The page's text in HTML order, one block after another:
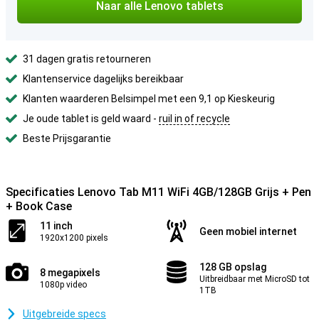
Naar alle Lenovo tablets
31 dagen gratis retourneren
Klantenservice dagelijks bereikbaar
Klanten waarderen Belsimpel met een 9,1 op Kieskeurig
Je oude tablet is geld waard - ruil in of recycle
Beste Prijsgarantie
Specificaties Lenovo Tab M11 WiFi 4GB/128GB Grijs + Pen
+ Book Case
11 inch
1920x1200 pixels
Geen mobiel internet
8 megapixels
1080p video
128 GB opslag
Uitbreidbaar met MicroSD tot
1TB
Uitgebreide specs